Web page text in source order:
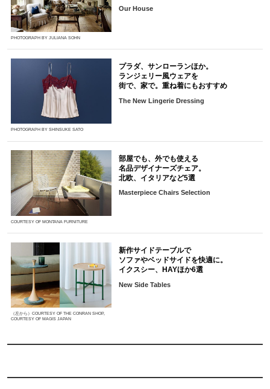
PHOTOGRAPH BY JULIANA SOHN
Our House
PHOTOGRAPH BY SHINSUKE SATO
プラダ、サンローランほか。
ランジェリー風ウェアを
街で、家で。重ね着にもおすすめ
The New Lingerie Dressing
COURTESY OF MONTANA FURNITURE
部屋でも、外でも使える
名品デザイナーズチェア。
北欧、イタリアなど5選
Masterpiece Chairs Selection
（左から）COURTESY OF THE CONRAN SHOP,
COURTESY OF MAGIS JAPAN
新作サイドテーブルで
ソファやベッドサイドを快適に。
イクスシー、HAYほか6選
New Side Tables